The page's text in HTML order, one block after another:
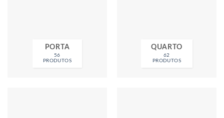
PORTA
56
PRODUTOS
QUARTO
62
PRODUTOS